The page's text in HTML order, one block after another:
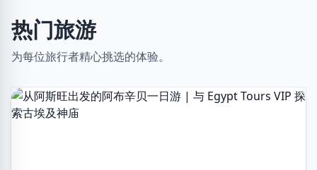
热门旅游
为每位旅行者精心挑选的体验。